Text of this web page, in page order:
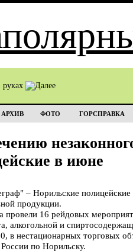
АРХИВ ФОТО ГОРСПРАВКА
в июне
– Норильские
продукции.
провели 16 рейдовых
алкогольной и
в нестационарных торговых
по Норильску.